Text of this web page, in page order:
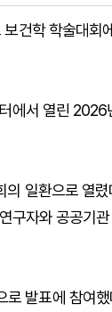
건학 학술대회
에서 열린 2026
일환으로 열렸
구자와 공공기
로 발표에 참여